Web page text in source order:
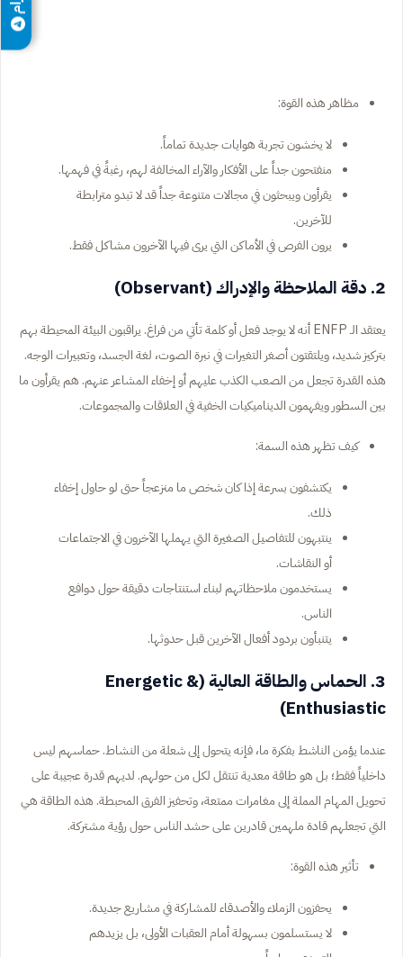
مظاهر هذه القوة:
لا يخشون تجربة هوايات جديدة تماماً.
منفتحون جداً على الأفكار والآراء المخالفة لهم، رغبةً في فهمها.
يقرأون ويبحثون في مجالات متنوعة جداً قد لا تبدو مترابطة
للآخرين.
يرون الفرص في الأماكن التي يرى فيها الآخرون مشاكل فقط.
2. دقة الملاحظة والإدراك (Observant)
يعتقد الـ ENFP أنه لا يوجد فعل أو كلمة تأتي من فراغ. يراقبون البيئة المحيطة بهم
بتركيز شديد، ويلتقتون أصغر التغيرات في نبرة الصوت، لغة الجسد، وتعبيرات الوجه.
هذه القدرة تجعل من الصعب الكذب عليهم أو إخفاء المشاعر عنهم. هم يقرأون ما
بين السطور ويفهمون الديناميكيات الخفية في العلاقات والمجموعات.
كيف تظهر هذه السمة:
يكتشفون بسرعة إذا كان شخص ما منزعجاً حتى لو حاول إخفاء
ذلك.
ينتبهون للتفاصيل الصغيرة التي يهملها الآخرون في الاجتماعات
أو النقاشات.
يستخدمون ملاحظاتهم لبناء استنتاجات دقيقة حول دوافع
الناس.
يتنبأون بردود أفعال الآخرين قبل حدوثها.
3. الحماس والطاقة العالية (Energetic &
Enthusiastic)
عندما يؤمن الناشط بفكرة ما، فإنه يتحول إلى شعلة من النشاط. حماسهم ليس
داخلياً فقط؛ بل هو طاقة معدية تنتقل لكل من حولهم. لديهم قدرة عجيبة على
تحويل المهام المملة إلى مغامرات ممتعة، وتحفيز الفرق المحبطة. هذه الطاقة هي
التي تجعلهم قادة ملهمين قادرين على حشد الناس حول رؤية مشتركة.
تأثير هذه القوة:
يحفزون الزملاء والأصدقاء للمشاركة في مشاريع جديدة.
لا يستسلمون بسهولة أمام العقبات الأولى، بل يزيدهم